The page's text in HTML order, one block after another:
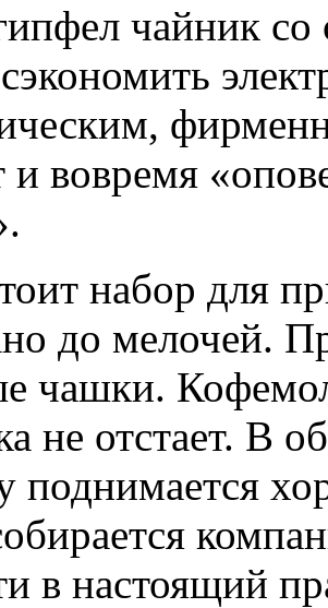
чайник со
и вовремя
набор для
до мелочей.
чашки.
не отстает. В
поднимается
в настоящий